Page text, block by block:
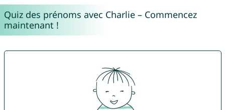
Quiz des prénoms avec Charlie – Commencez
maintenant !